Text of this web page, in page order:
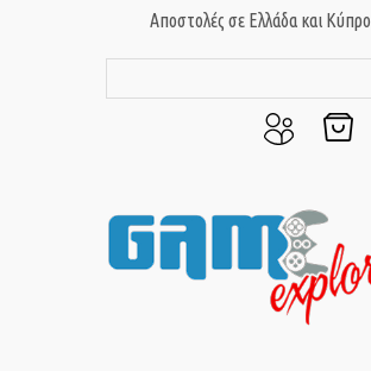
Αποστολές σε Ελλάδα και Κύπρο
μου